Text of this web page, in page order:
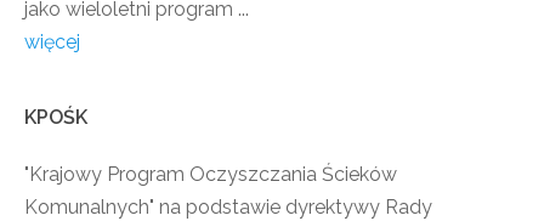
jako wieloletni program ...
więcej
KPOŚK
"Krajowy Program Oczyszczania Ścieków
Komunalnych" na podstawie dyrektywy Rady